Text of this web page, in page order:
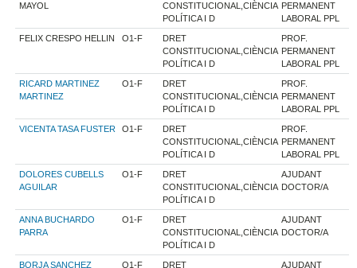
MAYOL
CONSTITUCIONAL,CIÈNCIA
POLÍTICA I D
PERMANENT
LABORAL PPL
FELIX CRESPO HELLIN O1-F
DRET
CONSTITUCIONAL,CIÈNCIA
POLÍTICA I D
PROF.
PERMANENT
LABORAL PPL
RICARD MARTINEZ
MARTINEZ
O1-F
DRET
CONSTITUCIONAL,CIÈNCIA
POLÍTICA I D
PROF.
PERMANENT
LABORAL PPL
VICENTA TASA FUSTER O1-F
DRET
CONSTITUCIONAL,CIÈNCIA
POLÍTICA I D
PROF.
PERMANENT
LABORAL PPL
DOLORES CUBELLS
AGUILAR
O1-F
DRET
CONSTITUCIONAL,CIÈNCIA
POLÍTICA I D
AJUDANT
DOCTOR/A
ANNA BUCHARDO
PARRA
O1-F
DRET
CONSTITUCIONAL,CIÈNCIA
POLÍTICA I D
AJUDANT
DOCTOR/A
BORJA SANCHEZ O1-F DRET AJUDANT